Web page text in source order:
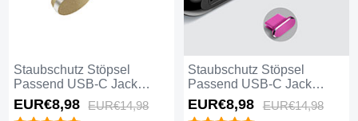
Staubschutz Stöpsel
Passend USB-C Jack
Type-C Universal H09 für
Apple iPhone 16 Gold
EUR€8,98 EUR€14,98
Staubschutz Stöpsel
Passend USB-C Jack
Type-C Universal H08 für
Apple iPhone 16 Pink
EUR€8,98 EUR€14,98